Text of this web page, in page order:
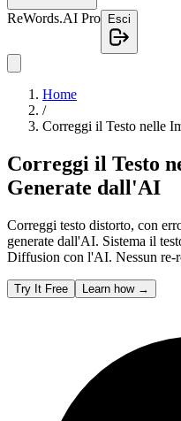
ReWords.AI Pro Esci
Home
/
Correggi il Testo nelle
Correggi il Testo
Generate dall'AI
Correggi testo distorto, con
generate dall'AI. Sistema il
Diffusion con l'AI. Nessun re-
Try It Free Learn how →